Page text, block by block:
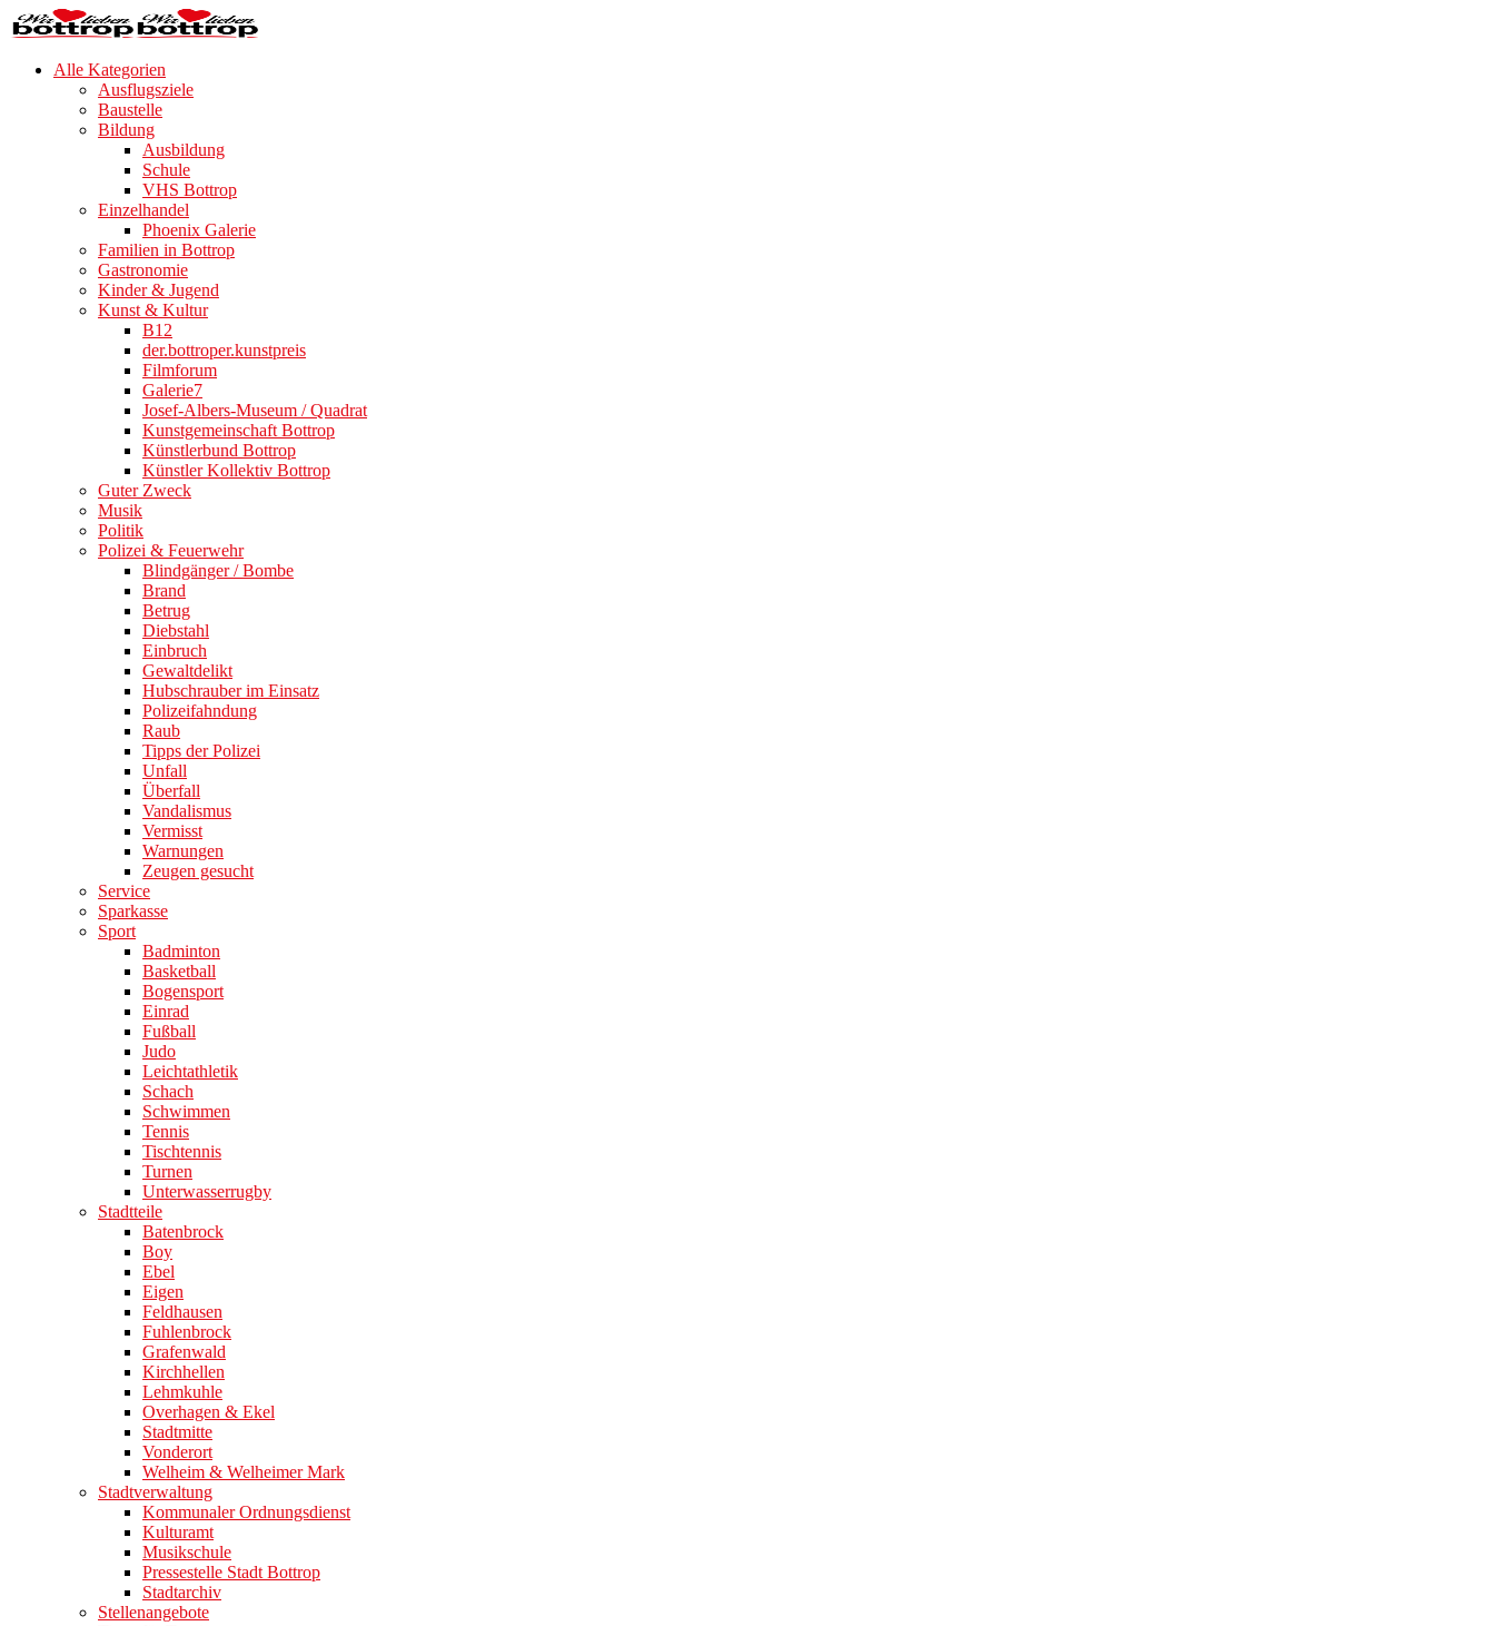
Alle Kategorien
Ausflugsziele
Baustelle
Bildung
Ausbildung
Schule
VHS Bottrop
Einzelhandel
Phoenix Galerie
Familien in Bottrop
Gastronomie
Kinder & Jugend
Kunst & Kultur
B12
der.bottroper.kunstpreis
Filmforum
Galerie7
Josef-Albers-Museum / Quadrat
Kunstgemeinschaft Bottrop
Künstlerbund Bottrop
Künstler Kollektiv Bottrop
Guter Zweck
Musik
Politik
Polizei & Feuerwehr
Blindgänger / Bombe
Brand
Betrug
Diebstahl
Einbruch
Gewaltdelikt
Hubschrauber im Einsatz
Polizeifahndung
Raub
Tipps der Polizei
Unfall
Überfall
Vandalismus
Vermisst
Warnungen
Zeugen gesucht
Service
Sparkasse
Sport
Badminton
Basketball
Bogensport
Einrad
Fußball
Judo
Leichtathletik
Schach
Schwimmen
Tennis
Tischtennis
Turnen
Unterwasserrugby
Stadtteile
Batenbrock
Boy
Ebel
Eigen
Feldhausen
Fuhlenbrock
Grafenwald
Kirchhellen
Lehmkuhle
Overhagen & Ekel
Stadtmitte
Vonderort
Welheim & Welheimer Mark
Stadtverwaltung
Kommunaler Ordnungsdienst
Kulturamt
Musikschule
Pressestelle Stadt Bottrop
Stadtarchiv
Stellenangebote